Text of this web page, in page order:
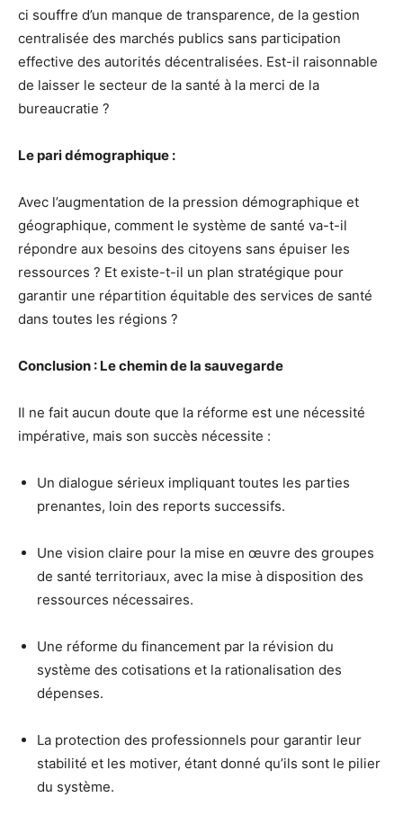
ci souffre d’un manque de transparence, de la gestion
centralisée des marchés publics sans participation
effective des autorités décentralisées. Est-il raisonnable
de laisser le secteur de la santé à la merci de la
bureaucratie ?
Le pari démographique :
Avec l’augmentation de la pression démographique et
géographique, comment le système de santé va-t-il
répondre aux besoins des citoyens sans épuiser les
ressources ? Et existe-t-il un plan stratégique pour
garantir une répartition équitable des services de santé
dans toutes les régions ?
Conclusion : Le chemin de la sauvegarde
Il ne fait aucun doute que la réforme est une nécessité
impérative, mais son succès nécessite :
Un dialogue sérieux impliquant toutes les parties
prenantes, loin des reports successifs.
Une vision claire pour la mise en œuvre des groupes
de santé territoriaux, avec la mise à disposition des
ressources nécessaires.
Une réforme du financement par la révision du
système des cotisations et la rationalisation des
dépenses.
La protection des professionnels pour garantir leur
stabilité et les motiver, étant donné qu’ils sont le pilier
du système.